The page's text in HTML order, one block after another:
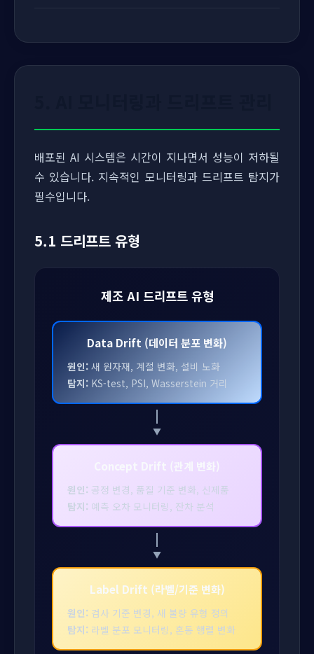
배포된 AI 시스템은 시간이 지나면서 성능이 저하될
수 있습니다. 지속적인 모니터링과 드리프트 탐지가
필수입니다.
5.1 드리프트 유형
제조 AI 드리프트 유형
Data Drift (데이터 분포 변화)
원인: 새 원자재, 계절 변화, 설비 노화
탐지: KS-test, PSI, Wasserstein 거리
Concept Drift (관계 변화)
원인: 공정 변경, 품질 기준 변화, 신제품
탐지: 예측 오차 모니터링, 잔차 분석
Label Drift (라벨/기준 변화)
원인: 검사 기준 변경, 새 불량 유형 정의
탐지: 라벨 분포 모니터링, 혼동 행렬 변화